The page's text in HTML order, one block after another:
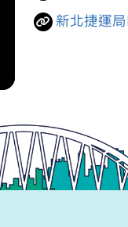
新北捷運局